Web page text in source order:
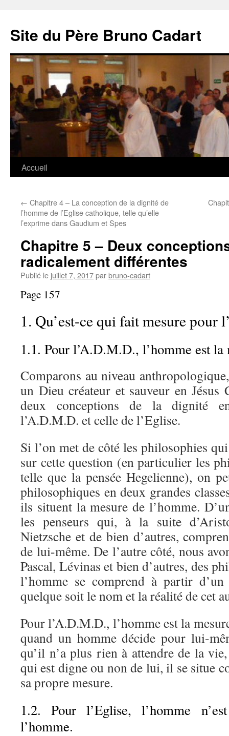
Site du Père Bruno Cadart
Aller
contenu
Accueil
← Chapitre 4 – La conception de la dignité de
l’homme de l’Eglise catholique, telle qu’elle
l’exprime dans Gaudium et Spes
Chapitre 5 – Deux
radicalement différentes
Publié le juillet 7, 2017parbruno-cadart
Page 157
1. Qu’est-ce qui fait mesure pour
1.1. Pour l’A.D.M.D., l’homme est la
Comparons au niveau
un Dieu créateur et sauveur en Jésus
deux conceptions de la dignité
l’A.D.M.D. et celle de l’Eglise.
Si l’on met de côté les philosophies
sur cette question (en particulier les
telle que la pensée Hegelienne), on
philosophiques en deux grandes
ils situent la mesure de l’homme.
les penseurs qui, à la suite
Nietzsche et de bien d’autres,
de lui-même. De l’autre côté, nous
Pascal, Lévinas et bien d’autres, des
l’homme se comprend à partir
quelque soit le nom et la réalité de cet
Pour l’A.D.M.D., l’homme est la
quand un homme décide pour lui-
qu’il n’a plus rien à attendre de la
qui est digne ou non de lui, il se situe
sa propre mesure.
1.2. Pour l’Eglise, l’homme
l’homme.